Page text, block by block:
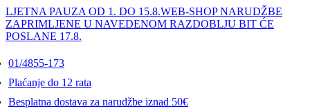
LJETNA PAUZA OD 1. DO 15.8.WEB-SHOP NARUDŽBE
ZAPRIMLJENE U NAVEDENOM RAZDOBLJU BIT ĆE
POSLANE 17.8.
01/4855-173
Plaćanje do 12 rata
Besplatna dostava za narudžbe iznad 50€